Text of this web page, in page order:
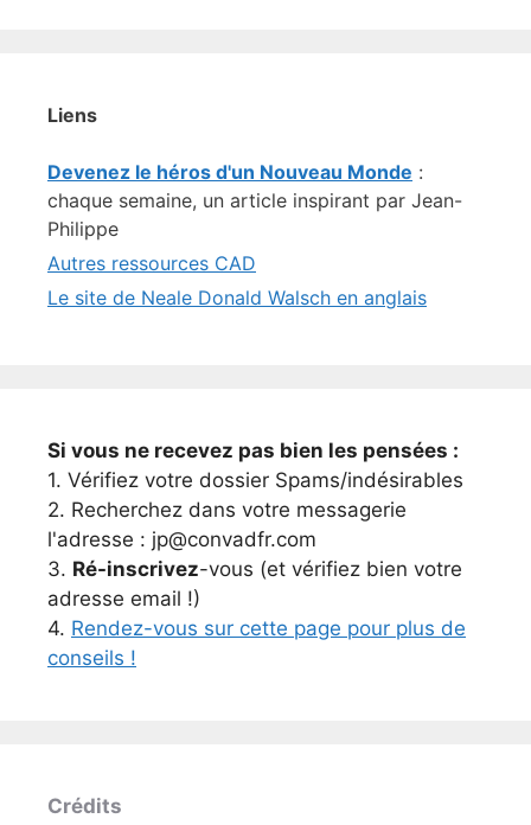
Liens
Devenez le héros d'un Nouveau Monde :
chaque semaine, un article inspirant par Jean-
Philippe
Autres ressources CAD
Le site de Neale Donald Walsch en anglais
Si vous ne recevez pas bien les pensées :
1. Vérifiez votre dossier Spams/indésirables
2. Recherchez dans votre messagerie
l'adresse : jp@convadfr.com
3. Ré-inscrivez-vous (et vérifiez bien votre
adresse email !)
4. Rendez-vous sur cette page pour plus de
conseils !
Crédits